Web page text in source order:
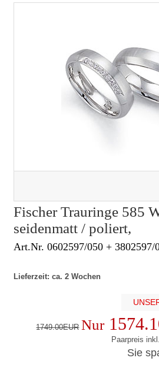
Fischer Trauringe 585
seidenmatt / poliert,
Art.Nr. 0602597/050 + 3802597/
Lieferzeit: ca. 2 Wochen
1749.00EUR Nur
Paarpreis
Sie